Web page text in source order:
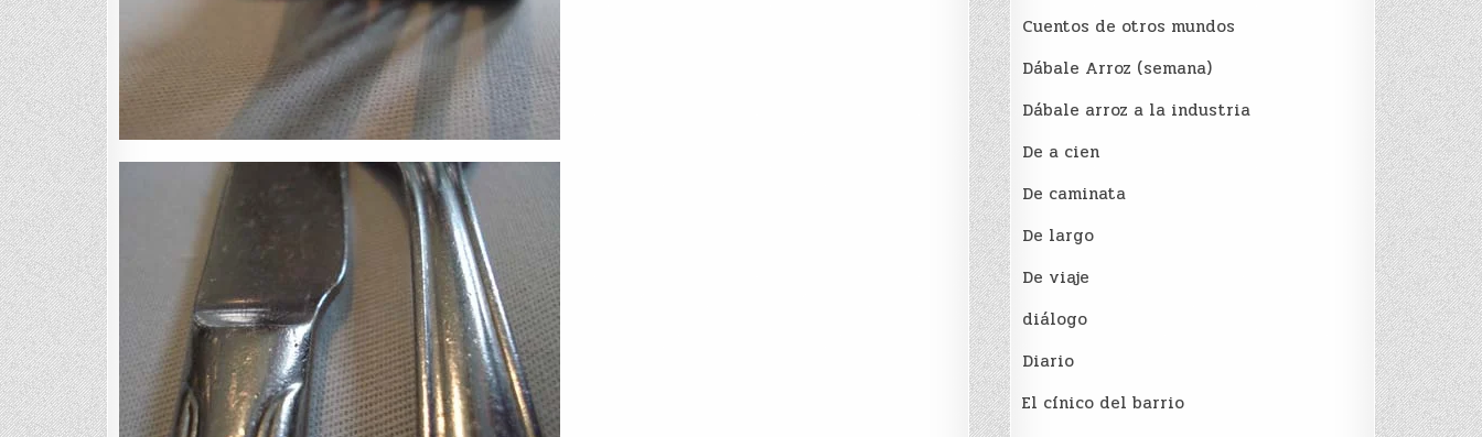
Cuentos de otros mundos
Dábale Arroz (semana)
Dábale arroz a la industria
De a cien
De caminata
De largo
De viaje
diálogo
Diario
El cínico del barrio